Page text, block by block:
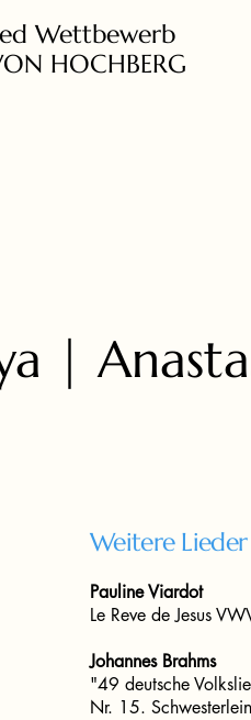
Wettbewerb
HOCHBERG
|
Weitere Lieder
Pauline Viardot
Le Reve de Jesus
Johannes Brahms
"49 deutsche
Nr. 15. Schwesterlein